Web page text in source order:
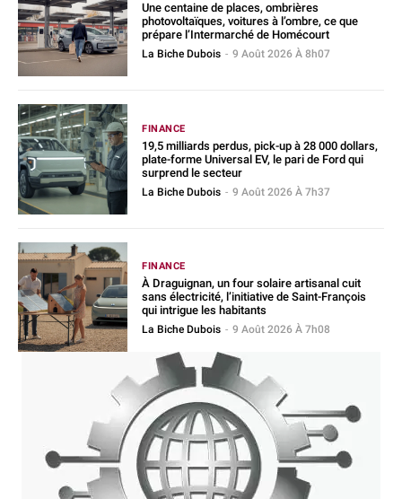
Une centaine de places, ombrières
photovoltaïques, voitures à l’ombre, ce que
prépare l’Intermarché de Homécourt
La Biche Dubois - 9 Août 2026 À 8h07
FINANCE
19,5 milliards perdus, pick-up à 28 000 dollars,
plate-forme Universal EV, le pari de Ford qui
surprend le secteur
La Biche Dubois - 9 Août 2026 À 7h37
FINANCE
À Draguignan, un four solaire artisanal cuit
sans électricité, l’initiative de Saint-François
qui intrigue les habitants
La Biche Dubois - 9 Août 2026 À 7h08